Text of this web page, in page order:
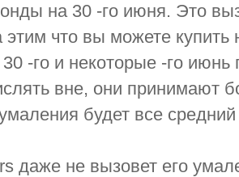
на 30 -го июня. Это
этим что вы можете
-го и некоторые -го июнь
вне, они принимают
будет все
даже не вызовет его